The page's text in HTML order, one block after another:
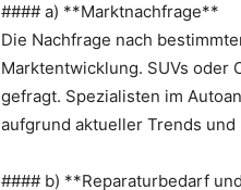
#### a) **Marktnachfrage**
Die Nachfrage nach
Marktentwicklung. SUVs oder
gefragt. Spezialisten im
aufgrund aktueller Trends
#### b) **Reparaturbedarf